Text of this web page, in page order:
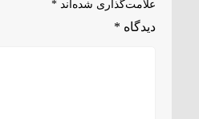
علامت‌گذاری شده‌اند *
دیدگاه *